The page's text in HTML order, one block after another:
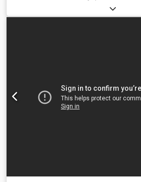
2,66 m³/min Puissance totale requise
moteur : 3000 tr/min Dimensions